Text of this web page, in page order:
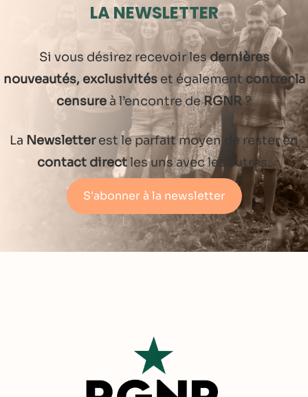
LA NEWSLETTER
Si vous désirez recevoir lesdernières
nouveautés, exclusivitéset également contrer la
censureà l’encontre deRGNR?
La Newsletterest le parfait moyen de rester en
contact directles uns avec les autres.
S'abonner à la newsletter